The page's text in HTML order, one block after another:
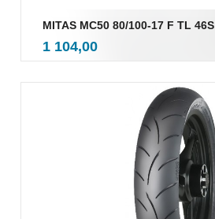
MITAS MC50 80/100-17 F TL 46S
Pris
1 104,00mva.